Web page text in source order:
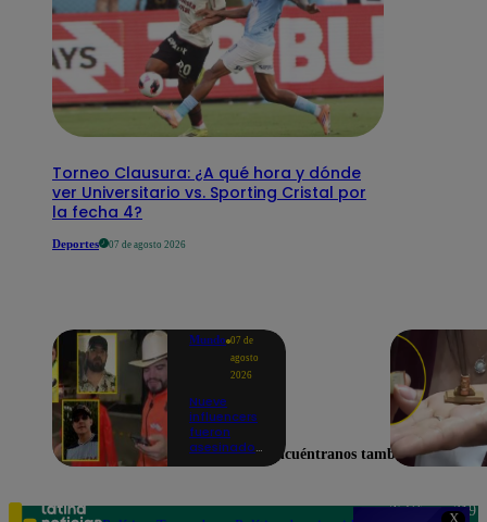
X
Torneo Clausura: ¿A qué hora y dónde
ver Universitario vs. Sporting Cristal por
la fecha 4?
Deportes 07 de agosto 2026
Mundo 07 de
agosto
2026
Nueve
influencers
fueron
asesinados
el Cártel de
Encuéntranos también en
Teléfono: 219